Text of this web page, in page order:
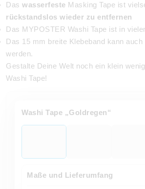
Das wasserfeste Masking Tape ist
rückstandslos wieder zu entfernen
Das MYPOSTER Washi Tape ist in
Das 15 mm breite Klebeband kann auch
werden.
Gestalte Deine Welt noch ein klein
Washi Tape!
Washi Tape „Goldregen“
Maße und Lieferumfang